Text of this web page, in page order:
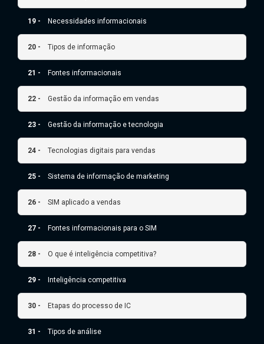
19 - Necessidades informacionais
20 - Tipos de informação
21 - Fontes informacionais
22 - Gestão da informação em vendas
23 - Gestão da informação e tecnologia
24 - Tecnologias digitais para vendas
25 - Sistema de informação de marketing
26 - SIM aplicado a vendas
27 - Fontes informacionais para o SIM
28 - O que é inteligência competitiva?
29 - Inteligência competitiva
30 - Etapas do processo de IC
31 - Tipos de análise